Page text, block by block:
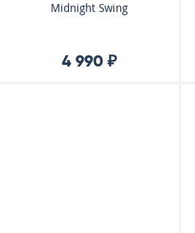
Midnight Swing
4 990 ₽